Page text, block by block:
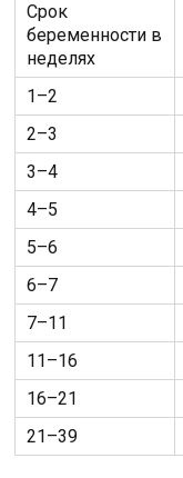
Срок
беременности в
неделях
1–2
2–3
3–4
4–5
5–6
6–7
7–11
11–16
16–21
21–39